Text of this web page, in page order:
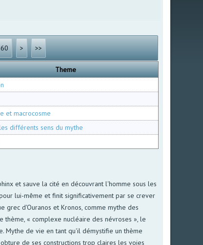
60 > >>
Theme
et macrocosme
différents sens du mythe
et sauve la cité en découvrant l'homme sous les
lui-même et finit significativement par se crever
grec d'Ouranos et Kronos, comme mythe des
« complexe nucléaire des névroses », le
Mythe de vie en tant qu'il démystifie un thème
de ses constructions trop claires les voies